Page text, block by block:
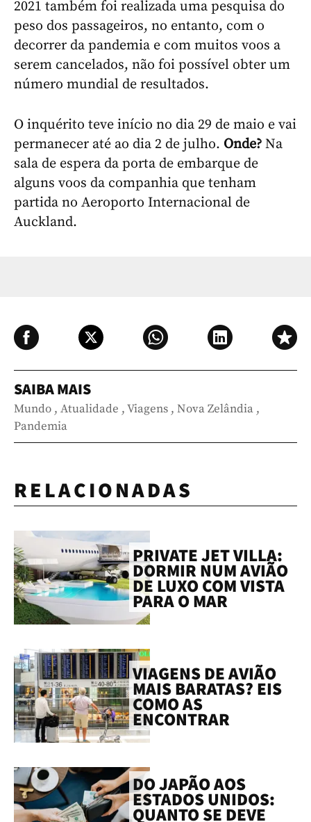
2021 também foi realizada uma pesquisa do
peso dos passageiros, no entanto, com o
decorrer da pandemia e com muitos voos a
serem cancelados, não foi possível obter um
número mundial de resultados.
O inquérito teve início no dia 29 de maio e vai
permanecer até ao dia 2 de julho. Onde? Na
sala de espera da porta de embarque de
alguns voos da companhia que tenham
partida no Aeroporto Internacional de
Auckland.
SAIBA MAIS
Mundo , Atualidade ,Viagens , Nova Zelândia ,
Pandemia
RELACIONADAS
PRIVATE JET VILLA:
DORMIR NUM AVIÃO
DE LUXO COM VISTA
PARA O MAR
VIAGENS DE AVIÃO
MAIS BARATAS? EIS
COMO AS
ENCONTRAR
DO JAPÃO AOS
ESTADOS UNIDOS:
QUANTO SE DEVE